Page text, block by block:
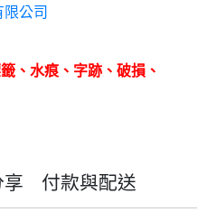
限公司
、水痕、字跡、破損、
付款與配送